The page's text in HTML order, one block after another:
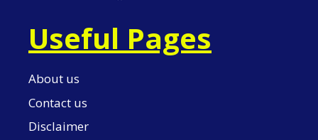
Useful Pages
About us
Contact us
Disclaimer